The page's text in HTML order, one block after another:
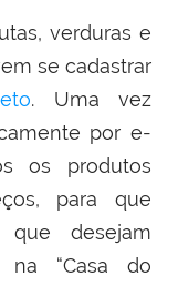
verduras e
se cadastrar
. Uma vez
por e-
os produtos
para que
que desejam
“Casa do